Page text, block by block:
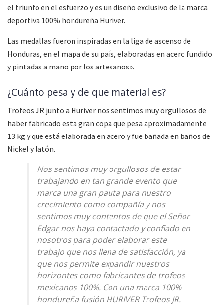
el triunfo en el esfuerzo y es un diseño exclusivo de la marca
deportiva 100% hondureña Huriver.
Las medallas fueron inspiradas en la liga de ascenso de
Honduras, en el mapa de su país, elaboradas en acero fundido
y pintadas a mano por los artesanos».
¿Cuánto pesa y de que material es?
Trofeos JR junto a Huriver nos sentimos muy orgullosos de
haber fabricado esta gran copa que pesa aproximadamente
13 kg y que está elaborada en acero y fue bañada en baños de
Nickel y latón.
Nos sentimos muy orgullosos de estar
trabajando en tan grande evento que
marca una gran pauta para nuestro
crecimiento como compañía y nos
sentimos muy contentos de que el Señor
Edgar nos haya contactado y confiado en
nosotros para poder elaborar este
trabajo que nos llena de satisfacción, ya
que nos permite expandir nuestros
horizontes como fabricantes de trofeos
mexicanos 100%. Con una marca 100%
hondureña fusión HURIVER Trofeos JR.